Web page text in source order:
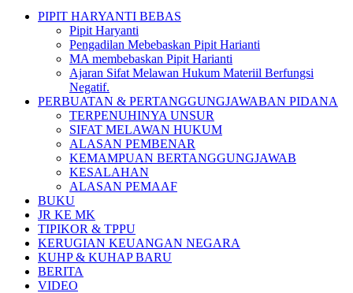
PIPIT HARYANTI BEBAS
Pipit Haryanti
Pengadilan Mebebaskan Pipit Harianti
MA membebaskan Pipit Harianti
Ajaran Sifat Melawan Hukum Materiil Berfungsi
Negatif.
PERBUATAN & PERTANGGUNGJAWABAN PIDANA
TERPENUHINYA UNSUR
SIFAT MELAWAN HUKUM
ALASAN PEMBENAR
KEMAMPUAN BERTANGGUNGJAWAB
KESALAHAN
ALASAN PEMAAF
BUKU
JR KE MK
TIPIKOR & TPPU
KERUGIAN KEUANGAN NEGARA
KUHP & KUHAP BARU
BERITA
VIDEO